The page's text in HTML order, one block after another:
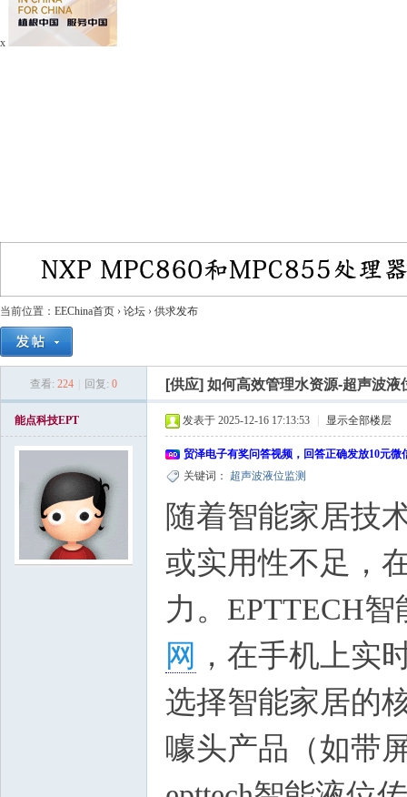
x
当前位置： EEChina首页 › 论坛 › 供求发布
查看: 224 回复: 0 [供应] 如何高效管理水资源-超声波液
能点科技EPT 发表于 2025-12-16 17:13:53 显示全部楼层
贸泽电子有奖问答视频，回答正确发放10元微
关键词： 超声波液位监测
随着智能家居技
或实用性不足，
力。 EPTTECH
网 ，在手机上实
选择智能家居的
噱头产品（如带